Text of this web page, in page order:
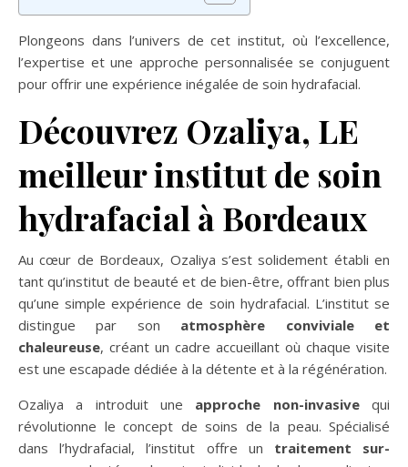
Plongeons dans l’univers de cet institut, où l’excellence,
l’expertise et une approche personnalisée se conjuguent
pour offrir une expérience inégalée de soin hydrafacial.
Découvrez Ozaliya, LE
meilleur institut de soin
hydrafacial à Bordeaux
Au cœur de Bordeaux, Ozaliya s’est solidement établi en
tant qu’institut de beauté et de bien-être, offrant bien plus
qu’une simple expérience de soin hydrafacial. L’institut se
distingue par son atmosphère conviviale et
chaleureuse, créant un cadre accueillant où chaque visite
est une escapade dédiée à la détente et à la régénération.
Ozaliya a introduit une approche non-invasivequi
révolutionne le concept de soins de la peau. Spécialisé
dans l’hydrafacial, l’institut offre un traitement sur-